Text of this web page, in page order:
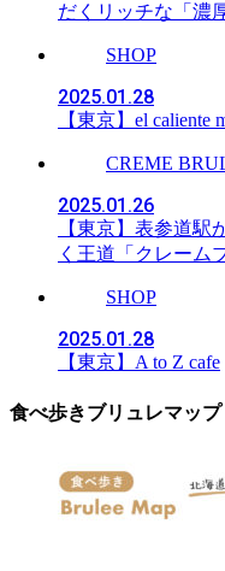
だくリッチな「濃
SHOP
2025.01.28
【東京】el caliente
CREME
2025.01.26
【東京】表参道駅
く王道「クレーム
SHOP
2025.01.28
【東京】A to Z cafe
食べ歩きブリュレマップ